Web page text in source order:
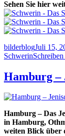
Sehen Sie hier
Autor
bilderblog
am
Juli 15,
Schwerin
Hamburg –
Hamburg – Das
in Hamburg,
weiten Blick über